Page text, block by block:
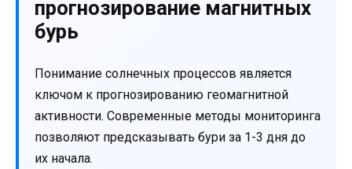
прогнозирование магнитных
бурь
Понимание солнечных процессов является
ключом к прогнозированию геомагнитной
активности. Современные методы мониторинга
позволяют предсказывать бури за 1-3 дня до
их начала.